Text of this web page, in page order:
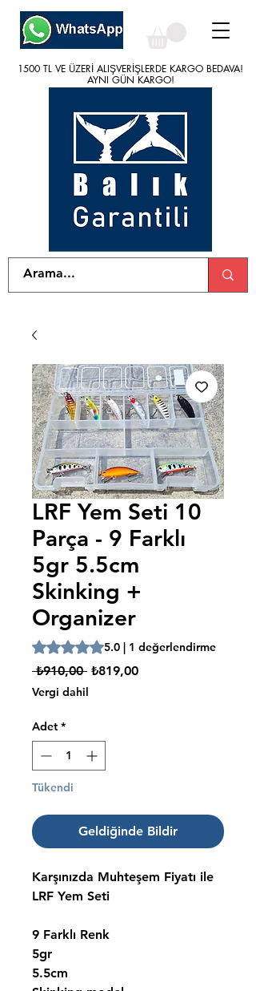
1500 TL VE ÜZERİ ALIŞVERİŞLERDE KARGO BEDAVA!
AYNI GÜN KARGO!
1500 TL VE ÜZERİ ALIŞVERİŞLERDE KARGO BEDAVA!
AYNI GÜN KARGO!
LRF Yem Seti 10
Parça - 9 Farklı
5gr 5.5cm
Skinking +
Organizer
1 değerlendirmeye göre beş yıldız
5.0 | 1 değerlendirme
₺910,00 Normal
Fiyat
₺819,00İndirimli
Vergi dahil
Adet *
Tükendi
Geldiğinde Bildir
Karşınızda Muhteşem Fiyatı ile
LRF Yem Seti
9 Farklı Renk
5gr
5.5cm